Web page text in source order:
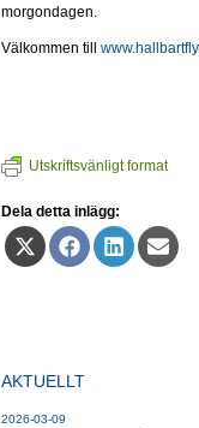
morgondagen.
Välkommen till
Utskriftsvänligt format
Dela detta inlägg:
Dela
på
Dela
på
Facebook
Dela
på
LinkedIn
Dela
på
AKTUELLT
2026-03-09